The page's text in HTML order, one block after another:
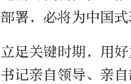
部署，必将为中国
立足关键时期，用
书记亲自领导、亲